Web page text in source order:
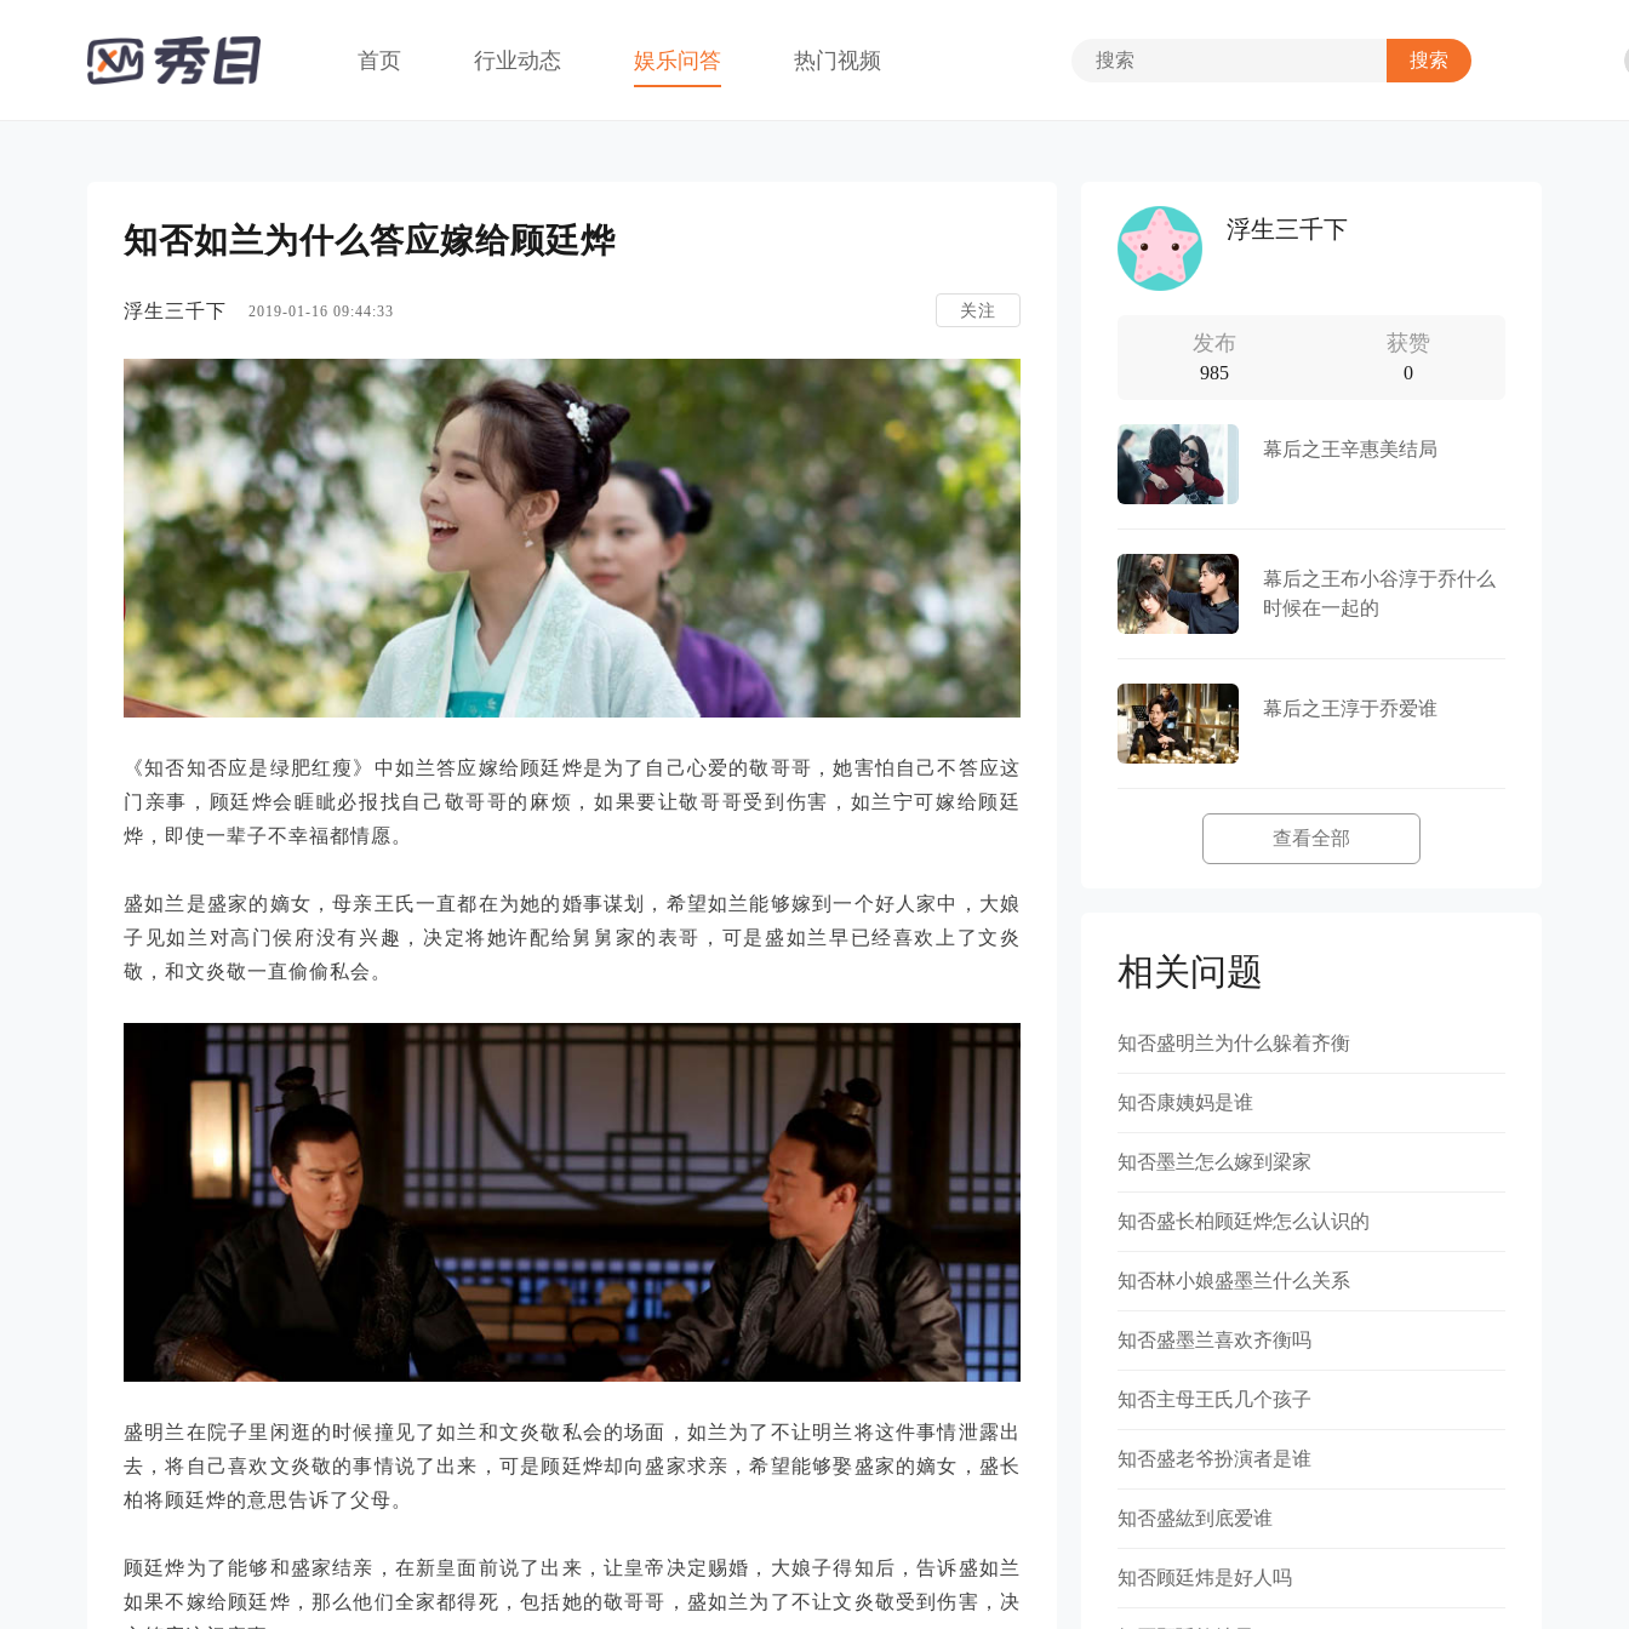
首页 行业动态 娱乐问答 热门视频
知否如兰为什么答应嫁给顾廷烨
浮生三千下 2019-01-16 09:44:33 关注
《知否知否应是绿肥红瘦》中如兰答应嫁给顾廷烨是为了自己心爱的敬哥哥，她害怕自己不答应这
门亲事，顾廷烨会睚眦必报找自己敬哥哥的麻烦，如果要让敬哥哥受到伤害，如兰宁可嫁给顾廷
烨，即使一辈子不幸福都情愿。
盛如兰是盛家的嫡女，母亲王氏一直都在为她的婚事谋划，希望如兰能够嫁到一个好人家中，大娘
子见如兰对高门侯府没有兴趣，决定将她许配给舅舅家的表哥，可是盛如兰早已经喜欢上了文炎
敬，和文炎敬一直偷偷私会。
盛明兰在院子里闲逛的时候撞见了如兰和文炎敬私会的场面，如兰为了不让明兰将这件事情泄露出
去，将自己喜欢文炎敬的事情说了出来，可是顾廷烨却向盛家求亲，希望能够娶盛家的嫡女，盛长
柏将顾廷烨的意思告诉了父母。
顾廷烨为了能够和盛家结亲，在新皇面前说了出来，让皇帝决定赐婚，大娘子得知后，告诉盛如兰
如果不嫁给顾廷烨，那么他们全家都得死，包括她的敬哥哥，盛如兰为了不让文炎敬受到伤害，决
浮生三千下
发布
985
获赞
0
幕后之王辛惠美结局
幕后之王布小谷淳于乔什么
时候在一起的
幕后之王淳于乔爱谁
查看全部
相关问题
知否盛明兰为什么躲着齐衡
知否康姨妈是谁
知否墨兰怎么嫁到梁家
知否盛长柏顾廷烨怎么认识的
知否林小娘盛墨兰什么关系
知否盛墨兰喜欢齐衡吗
知否主母王氏几个孩子
知否盛老爷扮演者是谁
知否盛紘到底爱谁
知否顾廷炜是好人吗